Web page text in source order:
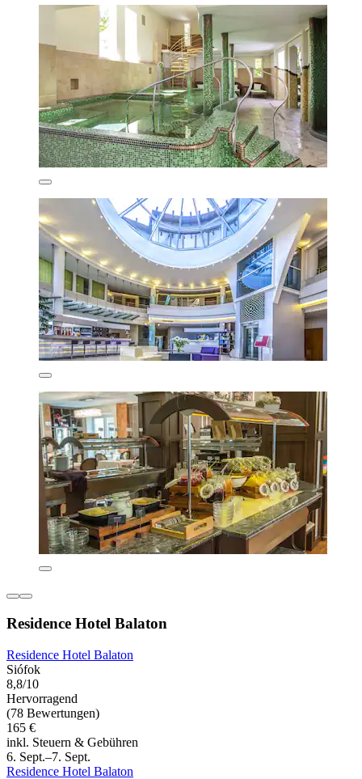
Residence Hotel Balaton
Residence Hotel Balaton
Siófok
8,8/10
Hervorragend
(78 Bewertungen)
165 €
inkl. Steuern & Gebühren
6. Sept.–7. Sept.
Residence Hotel Balaton